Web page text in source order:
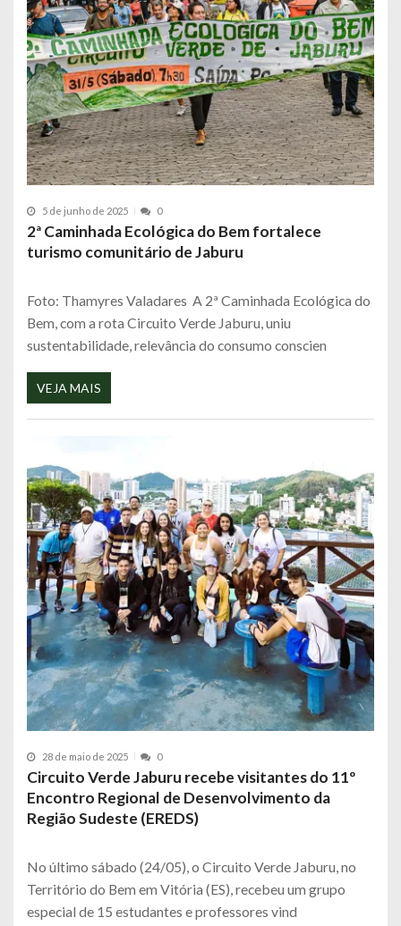
5 de junho de 2025 0
2ª Caminhada Ecológica do Bem fortalece
turismo comunitário de Jaburu
Foto: Thamyres Valadares A 2ª Caminhada Ecológica do
Bem, com a rota Circuito Verde Jaburu, uniu
sustentabilidade, relevância do consumo conscien
VEJA MAIS
28 de maio de 2025 0
Circuito Verde Jaburu recebe visitantes do 11º
Encontro Regional de Desenvolvimento da
Região Sudeste (EREDS)
No último sábado (24/05), o Circuito Verde Jaburu, no
Território do Bem em Vitória (ES), recebeu um grupo
especial de 15 estudantes e professores vind